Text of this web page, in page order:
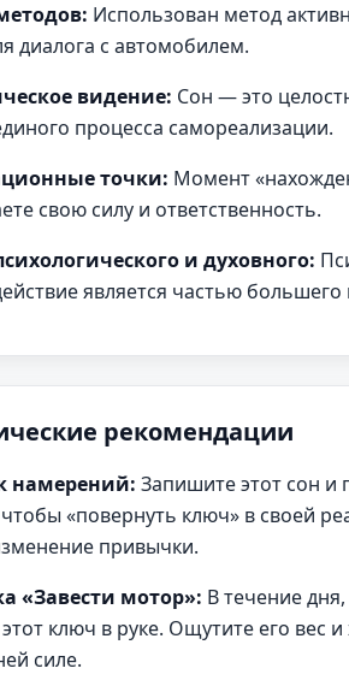
Использован метод
диалога с автомобилем.
видение: Сон — это
процесса самореализации.
точки: Момент
свою силу и ответственность.
и духовного:
является частью большего
рекомендации
намерений: Запишите этот сон и
чтобы «повернуть ключ» в своей
привычки.
«Завести мотор»: В течение
ключ в руке. Ощутите его вес
силе.